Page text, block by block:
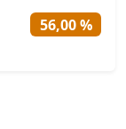
56,00 %